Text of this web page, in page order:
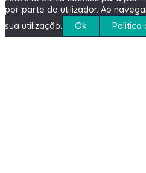
por parte do utilizador. Ao
sua utilização.
Ok Politica